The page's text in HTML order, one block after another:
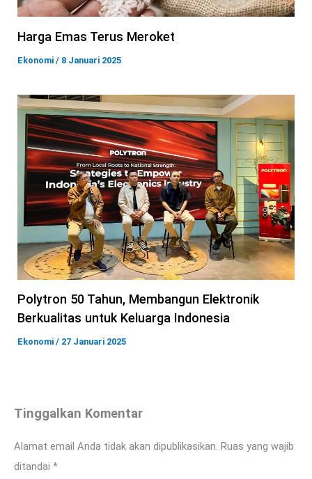
Harga Emas Terus Meroket
Ekonomi / 8 Januari 2025
Polytron 50 Tahun, Membangun Elektronik
Berkualitas untuk Keluarga Indonesia
Ekonomi / 27 Januari 2025
Tinggalkan Komentar
Alamat email Anda tidak akan dipublikasikan. Ruas yang wajib
ditandai *